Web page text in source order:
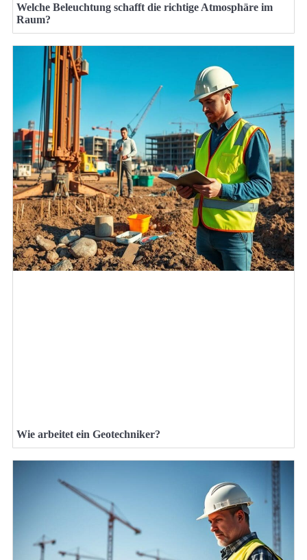
Welche Beleuchtung schafft die richtige Atmosphäre im
Raum?
Wie arbeitet ein Geotechniker?